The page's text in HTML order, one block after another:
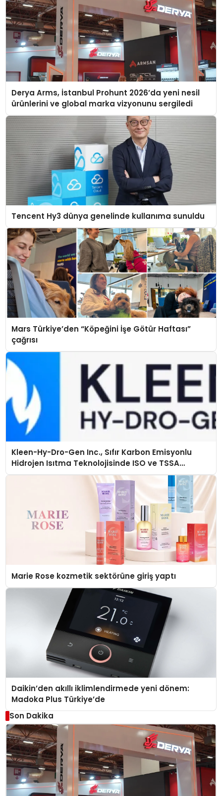
Derya Arms, İstanbul Prohunt 2026’da yeni nesil
ürünlerini ve global marka vizyonunu sergiledi
Tencent Hy3 dünya genelinde kullanıma sunuldu
Mars Türkiye’den “Köpeğini İşe Götür Haftası”
çağrısı
Kleen-Hy-Dro-Gen Inc., Sıfır Karbon Emisyonlu
Hidrojen Isıtma Teknolojisinde ISO ve TSSA
Düzenleyici Onaylarını Aldı
Marie Rose kozmetik sektörüne giriş yaptı
Daikin’den akıllı iklimlendirmede yeni dönem:
Madoka Plus Türkiye’de
Son Dakika